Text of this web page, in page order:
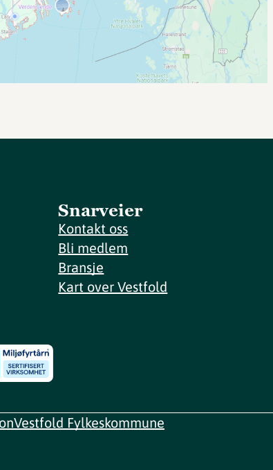
Snarveier
Kontakt oss
Bli medlem
Bransje
Kart over Vestfold
Vestfold Fylkeskommune